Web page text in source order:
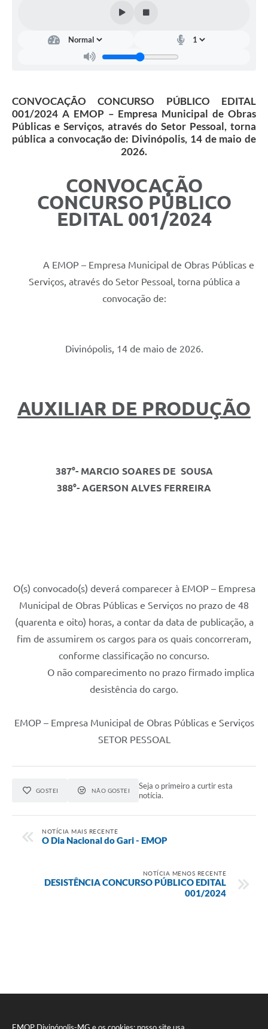
CONVOCAÇÃO CONCURSO PÚBLICO EDITAL
001/2024 A EMOP – Empresa Municipal de Obras
Públicas e Serviços, através do Setor Pessoal, torna
pública a convocação de: Divinópolis, 14 de maio de
2026.
CONVOCAÇÃO
CONCURSO PÚBLICO
EDITAL 001/2024
A EMOP – Empresa Municipal de Obras Públicas e
Serviços, através do Setor Pessoal, torna pública a
convocação de:
Divinópolis, 14 de maio de 2026.
AUXILIAR DE PRODUÇÃO
387°- MARCIO SOARES DE SOUSA
388°- AGERSON ALVES FERREIRA
O(s) convocado(s) deverá comparecer à EMOP – Empresa
Municipal de Obras Públicas e Serviços no prazo de 48
(quarenta e oito) horas, a contar da data de publicação, a
fim de assumirem os cargos para os quais concorreram,
conforme classificação no concurso.
O não comparecimento no prazo firmado implica
desistência do cargo.
EMOP – Empresa Municipal de Obras Públicas e Serviços
SETOR PESSOAL
GOSTEI NÃO GOSTEI
Seja o primeiro a curtir esta
notícia.
NOTÍCIA MAIS RECENTE
O Dia Nacional do Gari - EMOP
NOTÍCIA MENOS RECENTE
DESISTÊNCIA CONCURSO PÚBLICO EDITAL
001/2024